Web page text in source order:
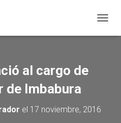
al cargo de
de Imbabura
el 17 noviembre, 2016